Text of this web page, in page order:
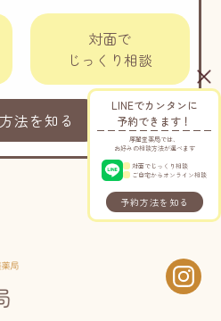
LINEでカンタンに
予約できます！
厚麗堂薬局では、
お好みの相談方法が選べます
対面でじっくり相談
ご自宅からオンライン相談
予約方法を知る
対面で
じっくり相談
法を知る